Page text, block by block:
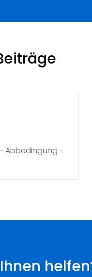
Abbedingung -